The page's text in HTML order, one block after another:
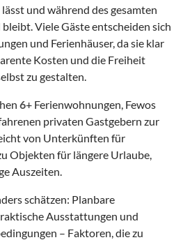
und während des gesamten
Viele Gäste entscheiden sich
und Ferienhäuser, da sie klar
Kosten und die Freiheit
zu gestalten.
6+ Ferienwohnungen, Fewos
privaten Gastgebern zur
von Unterkünften für
Objekten für längere Urlaube,
Auszeiten.
schätzen: Planbare
Ausstattungen und
– Faktoren, die zu